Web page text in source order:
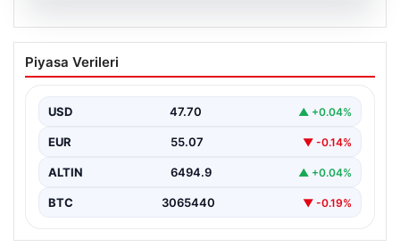
05.08.2026
Adana’da Üzücü Kaza: Eski Belediye
Başkanı Ailesinden Genç Hayatını
Adana'nın Pozantı ilçesinde meydana gelen korkutucu
Olayda,…
Piyasa Verileri
USD 47.70 ▲ +0.04%
EUR 55.07 ▼ -0.14%
ALTIN 6494.9 ▲ +0.04%
BTC 3065440 ▼ -0.19%